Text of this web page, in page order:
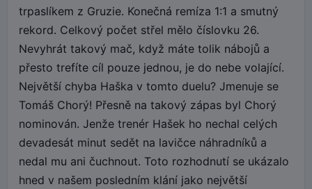
trpaslíkem z Gruzie. Konečná remíza 1:1 a smutný
rekord. Celkový počet střel mělo číslovku 26.
Nevyhrát takový mač, když máte tolik nábojů a
přesto trefíte cíl pouze jednou, je do nebe volající.
Největší chyba Haška v tomto duelu? Jmenuje se
Tomáš Chorý! Přesně na takový zápas byl Chorý
nominován. Jenže trenér Hašek ho nechal celých
devadesát minut sedět na lavičce náhradníků a
nedal mu ani čuchnout. Toto rozhodnutí se ukázalo
hned v našem posledním klání jako největší